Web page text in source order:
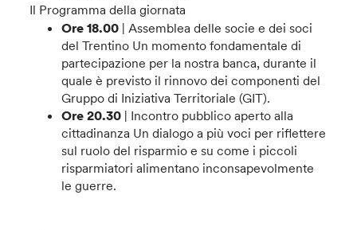
Il Programma della giornata
Ore 18.00 | Assemblea delle socie e dei soci
del Trentino Un momento fondamentale di
partecipazione per la nostra banca, durante il
quale è previsto il rinnovo dei componenti del
Gruppo di Iniziativa Territoriale (GIT).
Ore 20.30 | Incontro pubblico aperto alla
cittadinanza Un dialogo a più voci per riflettere
sul ruolo del risparmio e su come i piccoli
risparmiatori alimentano inconsapevolmente
le guerre.